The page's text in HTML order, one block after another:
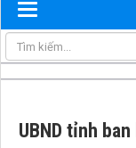
UBND tỉnh